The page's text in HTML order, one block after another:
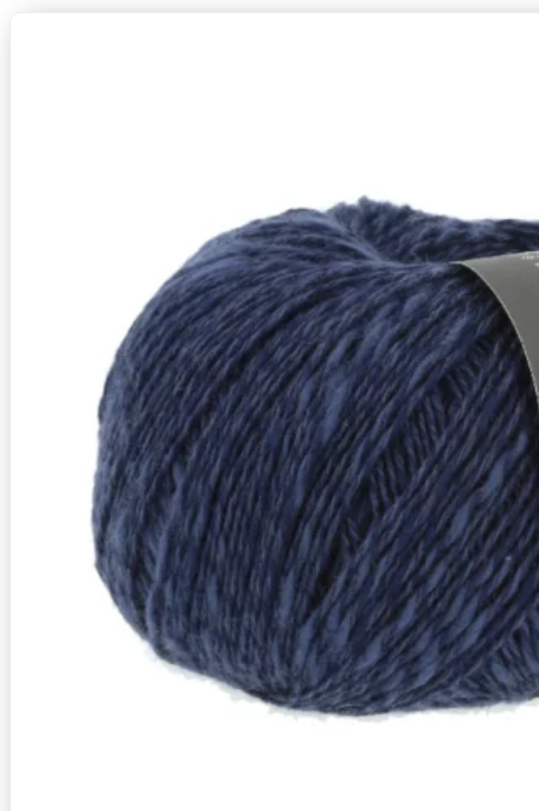
Zusammensetzung
40% Leinen, 32% Baumwolle,
Lauflänge
~280m / 100g
Nadelstärke
Ø 3,5-4 mm
Garnstärke
DK
Maschenprobe
20 M x 30 R